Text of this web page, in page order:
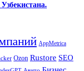
AppMetrica
Ozon Rustore SEO